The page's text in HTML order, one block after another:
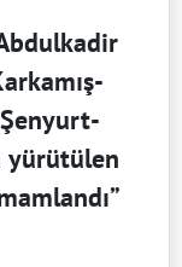
yürütülen